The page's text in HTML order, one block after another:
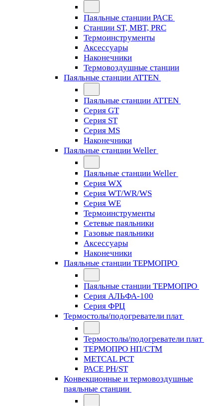
Паяльные станции PACE
Станции ST, MBT, PRC
Термоинструменты
Аксессуары
Наконечники
Термовоздушные станции
Паяльные станции ATTEN
Паяльные станции ATTEN
Серия GT
Серия ST
Серия MS
Наконечники
Паяльные станции Weller
Паяльные станции Weller
Серия WX
Серия WT/WR/WS
Серия WE
Термоинструменты
Сетевые паяльники
Газовые паяльники
Аксессуары
Наконечники
Паяльные станции ТЕРМОПРО
Паяльные станции ТЕРМОПРО
Серия АЛЬФА-100
Серия ФРЦ
Термостолы/подогреватели плат
Термостолы/подогреватели плат
ТЕРМОПРО НП/СТМ
METCAL PCT
PACE PH/ST
Конвекционные и термовоздушные
паяльные станции